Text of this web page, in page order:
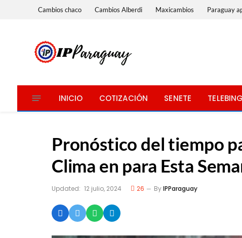
Cambios chaco Cambios Alberdi Maxicambios Paraguay
INICIO COTIZACIÓN SENETE
Pronóstico del tiempo
Clima en para Esta
Updated: 12 julio, 2024 26 ByIPParaguay